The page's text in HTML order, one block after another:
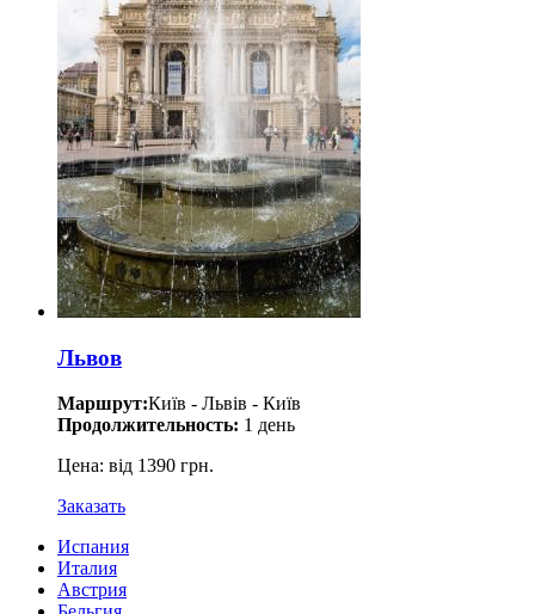
Львов
Маршрут:Київ - Львів - Київ
Продолжительность: 1 день
Цена: від 1390 грн.
Заказать
Испания
Италия
Австрия